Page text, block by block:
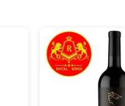
tạo ra một hương vị lôi